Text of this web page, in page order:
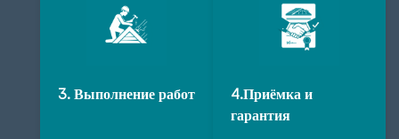
3. Выполнение работ
4.Приёмка и
гарантия